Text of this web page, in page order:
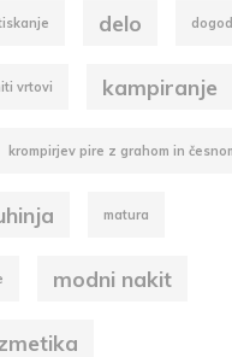
delo
vrtovi kampiranje
krompirjev pire z grahom in
matura
modni nakit